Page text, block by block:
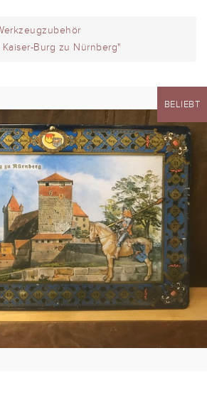
Burg zu Nürnberg"
BELIEBT